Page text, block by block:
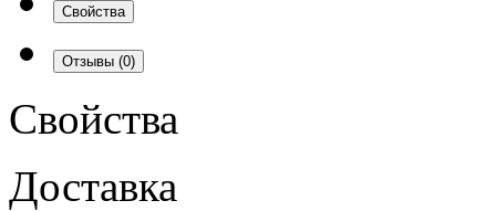
Свойства
Отзывы (0)
Свойства
Доставка